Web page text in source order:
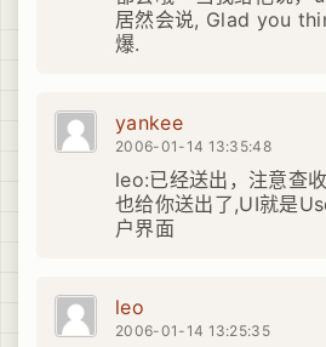
居然会说, Glad you
爆.
yankee
2006-01-14 13:35:48
leo:已经送出，注意查
也给你送出了,UI就是
户界面
leo
2006-01-14 13:25:35